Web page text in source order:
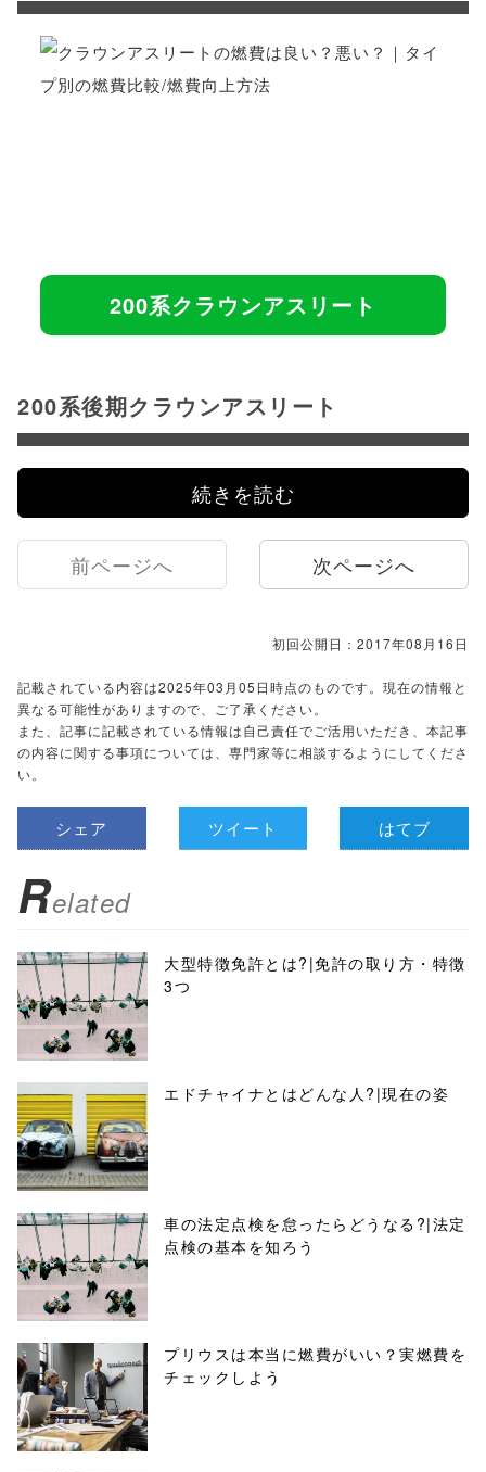
200系クラウンアスリート
200系後期クラウンアスリート
続きを読む
前ページへ 次ページへ
初回公開日：2017年08月16日
記載されている内容は2025年03月05日時点のものです。現在の情報と
異なる可能性がありますので、ご了承ください。
また、記事に記載されている情報は自己責任でご活用いただき、本記事
の内容に関する事項については、専門家等に相談するようにしてくださ
い。
シェア ツイート はてブ
Related
大型特徴免許とは?|免許の取り方・特徴
3つ
エドチャイナとはどんな人?|現在の姿
車の法定点検を怠ったらどうなる?|法定
点検の基本を知ろう
プリウスは本当に燃費がいい？実燃費を
チェックしよう